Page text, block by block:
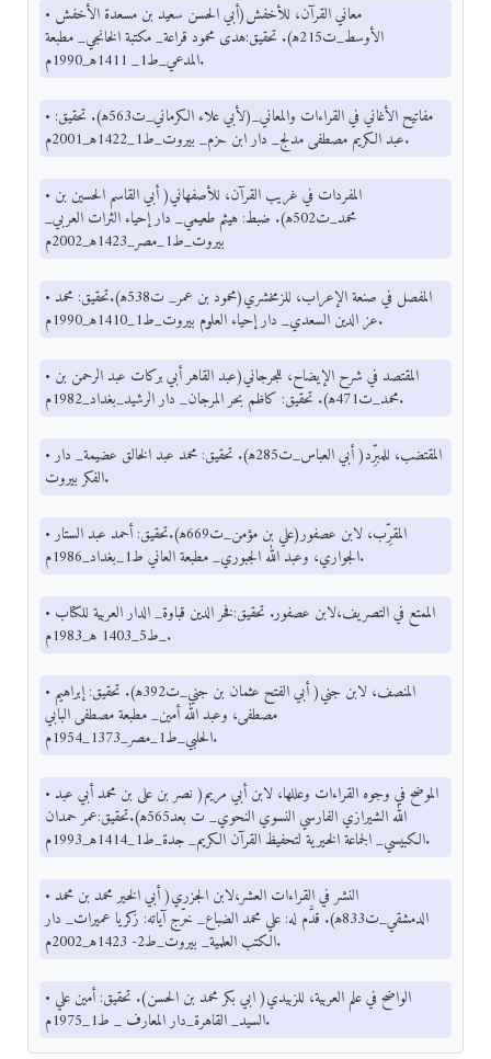
• معاني القرآن، للأخفش(أبي الحسن سعيد بن مسعدة الأخفش
الأوسط_ت215ﻫ). تحقيق:هدى محمود قراعة_ مكتبة الخانجي_ مطبعة
المدعي_ط1_ 1411ﻫ_1990م.
• مفاتيح الأغاني في القراءات والمعاني_(لأبي علاء الكرماني_ت563ﻫ). تحقيق:
عبد الكريم مصطفى مدلج_ دار ابن حزم_ بيروت_ط1_1422ﻫ_2001م.
• المفردات في غريب القرآن، للأصفهاني( أبي القاسم الحسين بن
محمد_ت502ﻫ). ضبط: هيثم طعيمي_ دار إحياء الثرات العربي_
بيروت_ط1_مصر_1423ﻫ_2002م
• المفصل في صنعة الإعراب، للزمخشري(محمود بن عمر_ ت538ﻫ).تحقيق: محمد
عز الدين السعدي_ دار إحياء العلوم بيروت_ط1_1410ﻫ_1990م.
• المقتصد في شرح الإيضاح، للجرجاني(عبد القاهر أبي بركات عبد الرحمن بن
محمد_ت471ﻫ). تحقيق: كاظم بحر المرجان_ دار الرشيد_بغداد_1982م.
• المقتضب، للمبرِّد( أبي العباس_ت285ﻫ). تحقيق: محمد عبد الخالق عضيمة_ دار
الفكر بيروت.
• المقرِّب، لابن عصفور(علي بن مؤمن_ت669ﻫ).تحقيق: أحمد عبد الستار
الجواري، وعبد الله الجبوري_ مطبعة العاني ط1_بغداد_1986م.
• الممتع في التصريف،لابن عصفور. تحقيق:فخر الدين قباوة_ الدار العربية للكتاب
_ط5_1403 ﻫ_1983م.
• المنصف، لابن جني( أبي الفتح عثمان بن جني_ت392ﻫ). تحقيق: إبراهيم
مصطفى، وعبد الله أمين_ مطبعة مصطفى البابي
الحلبي_ط1_مصر_1373_1954م.
• الموضح في وجوه القراءات وعللها، لابن أبي مريم( نصر بن على بن محمد أبي عبد
الله الشيرازي الفارسي النسوي النحوي_ ت بعد565ﻫ).تحقيق:عمر حمدان
الكبيسي_ الجماعة الخيرية لتحفيظ القرآن الكريم_ جدة_ط1_1414ﻫ_1993م.
• النشر في القراءات العشر،لابن الجزري( أبي الخير محمد بن محمد
الدمشقي_ت833ﻫ). قدَّم له: علي محمد الضباع_ خرّج آياته: زكريا عميرات_ دار
الكتب العلمية_ بيروت_ط2- 1423ﻫ_2002م.
• الواضح في علم العربية، للزبيدي( ابي بكر محمد بن الحسن). تحقيق: أمين علي
السيد_ القاهرة_دار المعارف _ ط1_1975م.